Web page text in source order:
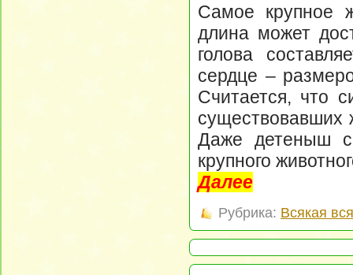
Самое крупное
длина может
голова
сердце –
Считается, что
существовавших
Даже детеныш
крупного
Далее
Рубрика: Всякая